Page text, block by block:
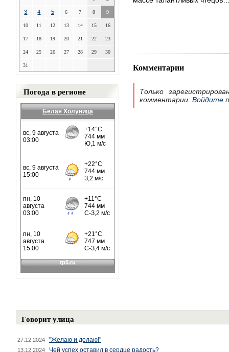
3 4 5 6 7 8 9
10 11 12 13 14 15 16
17 18 19 20 21 22 23
24 25 26 27 28 29 30
31
Погода в регионе
Белая Холуница
Комментарии
Только
комментарии. Войдите
Говорит улица
27.12.2024 "Желаю и делаю!"
13.12.2024 Чей успех оставил в сердце радость?